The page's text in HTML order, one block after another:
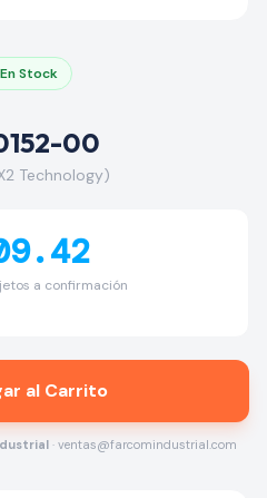
En Stock
00
Technology)
a confirmación
al Carrito
· ventas@farcomindustrial.com